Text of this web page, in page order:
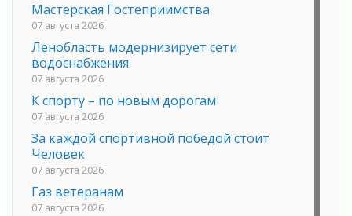
Мастерская Гостеприимства
07 августа 2026
Ленобласть модернизирует сети
водоснабжения
07 августа 2026
К спорту – по новым дорогам
07 августа 2026
За каждой спортивной победой стоит
Человек
07 августа 2026
Газ ветеранам
07 августа 2026